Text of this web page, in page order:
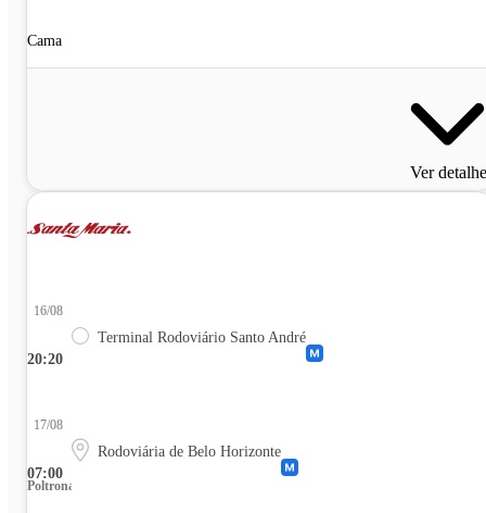
Cama
Ver
20:20
16/08
Terminal Rodoviário Santo André
07:00
17/08
Rodoviária de Belo Horizonte
Poltrona